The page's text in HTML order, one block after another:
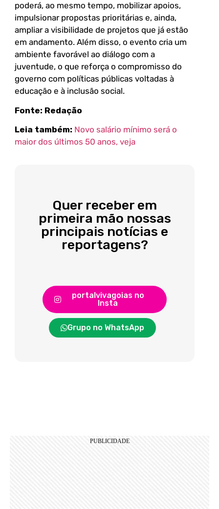
poderá, ao mesmo tempo, mobilizar apoios,
impulsionar propostas prioritárias e, ainda,
ampliar a visibilidade de projetos que já estão
em andamento. Além disso, o evento cria um
ambiente favorável ao diálogo com a
juventude, o que reforça o compromisso do
governo com políticas públicas voltadas à
educação e à inclusão social.
Fonte: Redação
Leia também: Novo salário mínimo será o
maior dos últimos 50 anos, veja
Quer receber em
primeira mão nossas
principais notícias e
reportagens?
portalvivagoias no
Insta
Grupo no WhatsApp